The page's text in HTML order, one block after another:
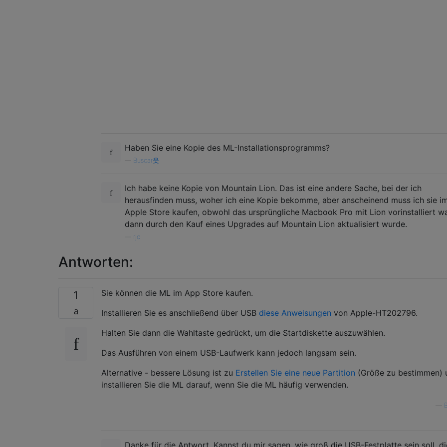
Haben Sie eine Kopie des ML-Installationsprogramms?
Buscar웃
Ich habe keine Kopie von Mountain Lion. Das ist eine andere Sache, bei der ich
herausfinden muss, woher ich eine Kopie bekomme, aber anscheinend muss ich sie
Apple Store kaufen, obwohl das ursprüngliche Macbook Pro mit Lion vorinstalliert
dann durch den Kauf eines Upgrades auf Mountain Lion aktualisiert wurde.
rjc
Antworten:
1
Sie können die ML im App Store kaufen.
Installieren Sie es anschließend über USB diese Anweisungen von Apple-HT202796.
Halten Sie dann die Wahltaste gedrückt, um die Startdiskette auszuwählen.
Das Ausführen von einem USB-Laufwerk kann jedoch langsam sein.
Alternative - bessere Lösung ist zu Erstellen Sie eine neue Partition (Größe zu bestimmen)
installieren Sie die ML darauf, wenn Sie die ML häufig verwenden.
Danke für die Antwort. Kannst du mir sagen, wie groß die USB-Festplatte sein soll,